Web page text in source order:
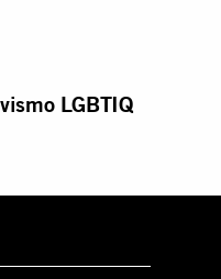
LGBTIQ